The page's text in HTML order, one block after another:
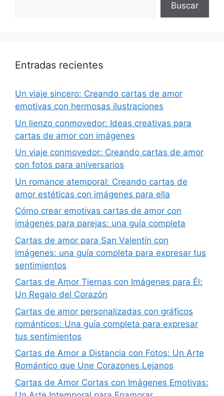
Buscar
Entradas recientes
Un viaje sincero: Creando cartas de amor
emotivas con hermosas ilustraciones
Un lienzo conmovedor: Ideas creativas para
cartas de amor con imágenes
Un viaje conmovedor: Creando cartas de amor
con fotos para aniversarios
Un romance atemporal: Creando cartas de
amor estéticas con imágenes para ella
Cómo crear emotivas cartas de amor con
imágenes para parejas: una guía completa
Cartas de amor para San Valentín con
imágenes: una guía completa para expresar tus
sentimientos
Cartas de Amor Tiernas con Imágenes para Él:
Un Regalo del Corazón
Cartas de amor personalizadas con gráficos
románticos: Una guía completa para expresar
tus sentimientos
Cartas de Amor a Distancia con Fotos: Un Arte
Romántico que Une Corazones Lejanos
Cartas de Amor Cortas con Imágenes Emotivas: